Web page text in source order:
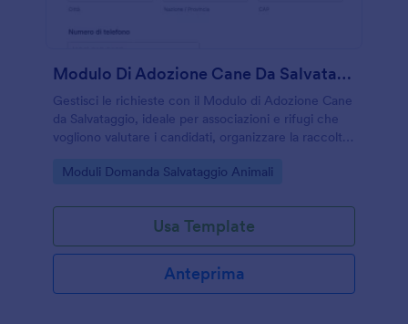
Modulo Di Adozione Cane Da Salvataggio
Gestisci le richieste con il Modulo di Adozione Cane
da Salvataggio, ideale per associazioni e rifugi che
vogliono valutare i candidati, organizzare la raccolta
Go to Category:
Moduli Domanda Salvataggio Animali
Usa Template
Anteprima